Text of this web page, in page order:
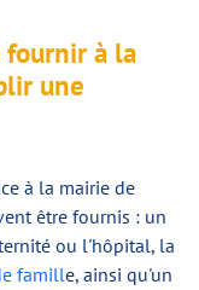
fournir à la
une
à la mairie de
être fournis : un
ou l'hôpital, la
famille, ainsi qu'un